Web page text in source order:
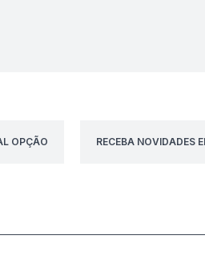
OPÇÃO
RECEBA NOVIDADES